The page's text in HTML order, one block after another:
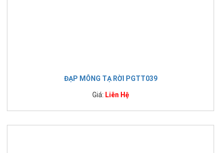
ĐẠP MÔNG TẠ RỜI PGTT039
Giá: Liên Hệ